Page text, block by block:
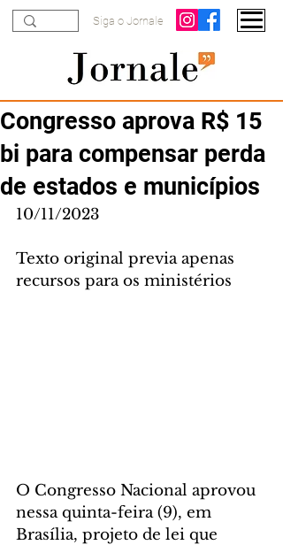
Siga o Jornale
Congresso aprova R$ 15
bi para compensar perda
de estados e municípios
10/11/2023
Texto original previa apenas
recursos para os ministérios
O Congresso Nacional aprovou
nessa quinta-feira (9), em
Brasília, projeto de lei que